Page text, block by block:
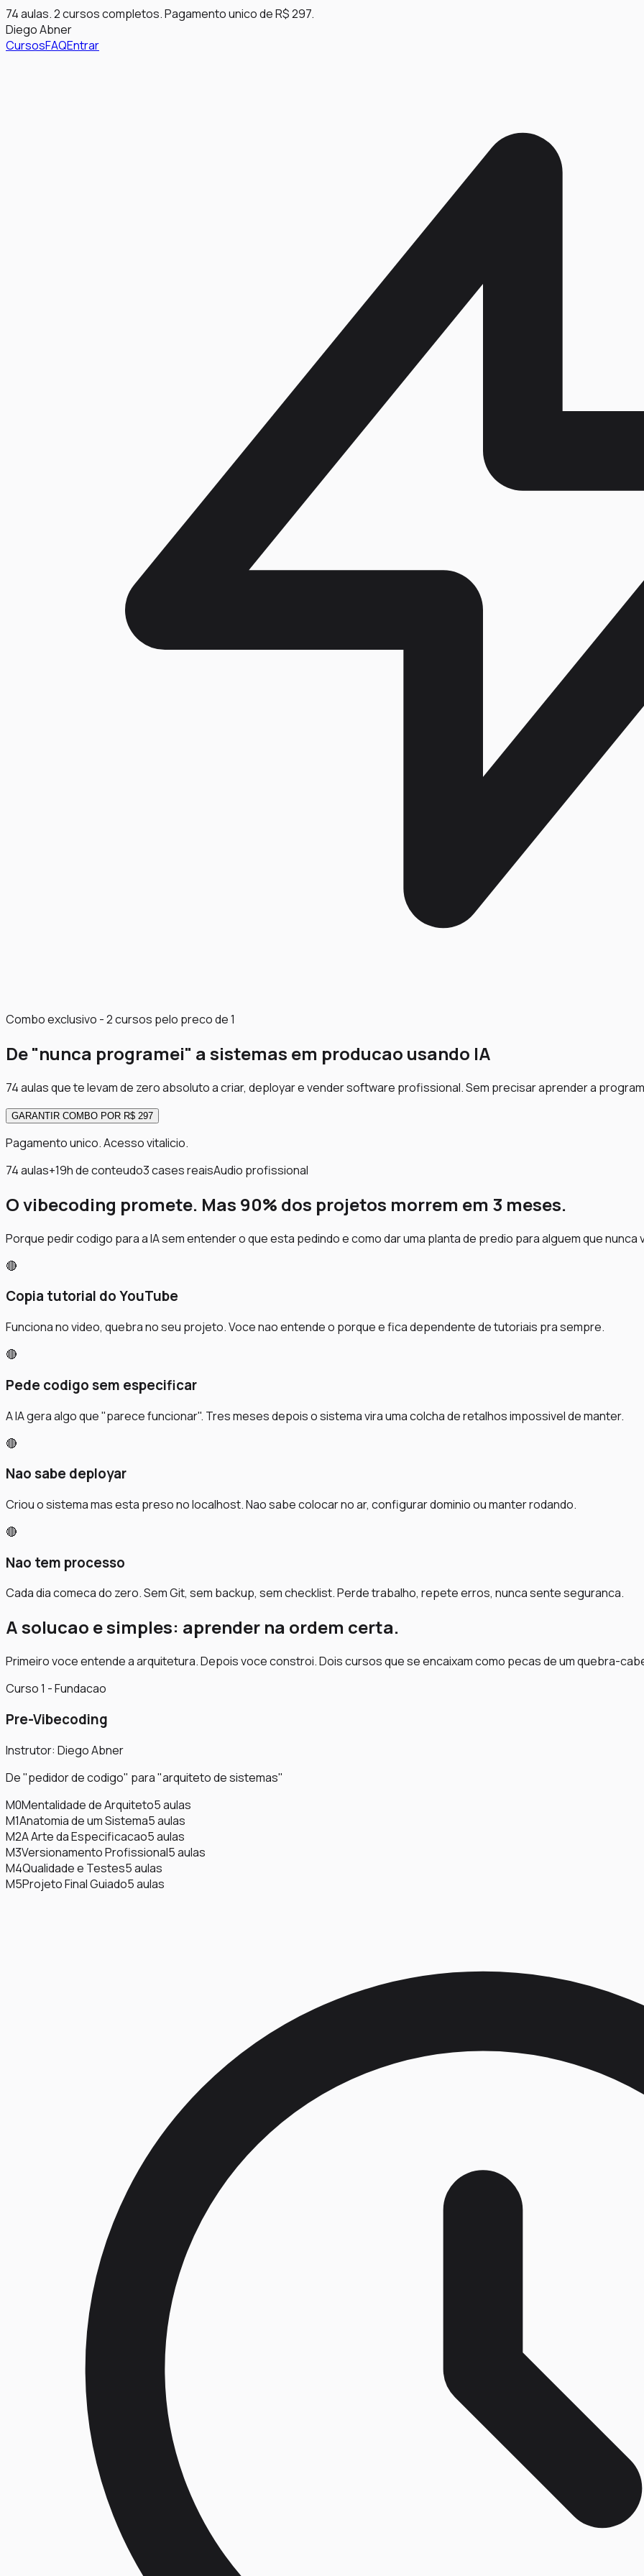
74 aulas. 2 cursos completos. Pagamento unico de R$ 297.
Diego Abner
CursosFAQEntrar
Combo exclusivo - 2 cursos pelo preco de 1
De "nunca programei" a sistemas em producao usando IA
74 aulas que te levam de zero absoluto a criar, deployar e vender software profissional. Sem precisar aprender a
GARANTIR COMBO POR R$ 297
Pagamento unico. Acesso vitalicio.
74 aulas+19h de conteudo3 cases reaisAudio profissional
O vibecoding promete. Mas 90% dos projetos morrem em 3 meses.
Porque pedir codigo para a IA sem entender o que esta pedindo e como dar uma planta de predio para alguem que nunca
🔴
Copia tutorial do YouTube
Funciona no video, quebra no seu projeto. Voce nao entende o porque e fica dependente de tutoriais pra sempre.
🔴
Pede codigo sem especificar
A IA gera algo que "parece funcionar". Tres meses depois o sistema vira uma colcha de retalhos impossivel de manter.
🔴
Nao sabe deployar
Criou o sistema mas esta preso no localhost. Nao sabe colocar no ar, configurar dominio ou manter rodando.
🔴
Nao tem processo
Cada dia comeca do zero. Sem Git, sem backup, sem checklist. Perde trabalho, repete erros, nunca sente seguranca.
A solucao e simples: aprender na ordem certa.
Primeiro voce entende a arquitetura. Depois voce constroi. Dois cursos que se encaixam como pecas de um quebra-
Curso 1 - Fundacao
Pre-Vibecoding
Instrutor: Diego Abner
De "pedidor de codigo" para "arquiteto de sistemas"
M0Mentalidade de Arquiteto5aulas
M1Anatomia de um Sistema5aulas
M2A Arte da Especificacao5aulas
M3Versionamento Profissional5aulas
M4Qualidade e Testes5aulas
M5Projeto Final Guiado5aulas